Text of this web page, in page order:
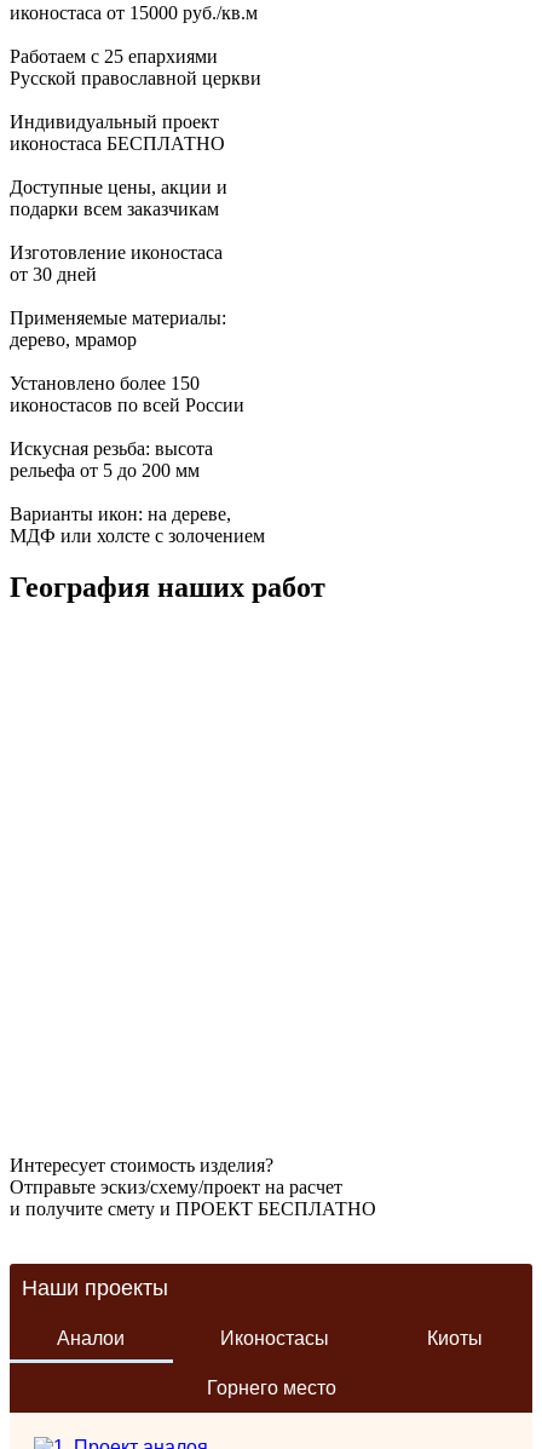
иконостаса от 15000 руб./кв.м
Работаем с 25 епархиями
Русской православной церкви
Индивидуальный проект
иконостаса БЕСПЛАТНО
Доступные цены, акции и
подарки всем заказчикам
Изготовление иконостаса
от 30 дней
Применяемые материалы:
дерево, мрамор
Установлено более 150
иконостасов по всей России
Искусная резьба: высота
рельефа от 5 до 200 мм
Варианты икон: на дереве,
МДФ или холсте с золочением
География наших работ
Интересует стоимость изделия?
Отправьте эскиз/схему/проект на расчет
и получите смету и ПРОЕКТ БЕСПЛАТНО
Наши проекты
Аналои Иконостасы Киоты
Горнего место